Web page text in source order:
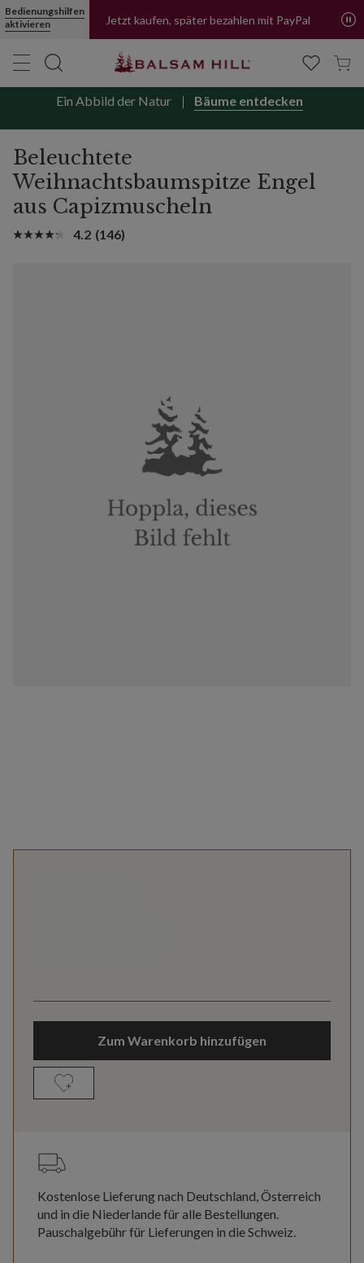
Bedienungshilfen
aktivieren
Jetzt kaufen, später bezahlen mit PayPal
Ein Abbild der Natur Bäume entdecken
Beleuchtete
Weihnachtsbaumspitze Engel
aus Capizmuscheln
4.2 (146)
Zum Warenkorb hinzufügen
Kostenlose Lieferung nach Deutschland, Österreich
und in die Niederlande für alle Bestellungen.
Pauschalgebühr für Lieferungen in die Schweiz.